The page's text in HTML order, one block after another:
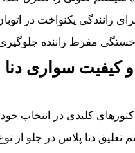
رانندگی یکنواخت در
خستگی مفرط راننده
کیفیت سواری دنا
کلیدی در انتخاب
تعلیق دنا پلاس در جلو از